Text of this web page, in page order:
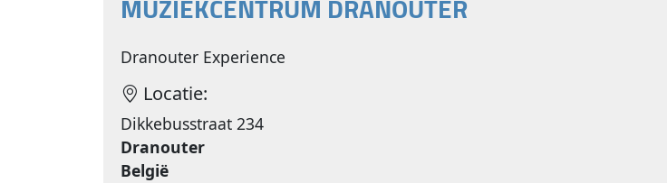
MUZIEKCENTRUM DRANOUTER
Dranouter Experience
Locatie:
Dikkebusstraat 234
Dranouter
België